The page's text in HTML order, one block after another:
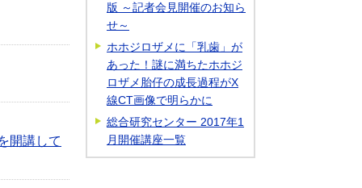
開講して
版 ～記者会見開催のお知ら
せ～
ホホジロザメに「乳歯」が
あった！謎に満ちたホホジ
ロザメ胎仔の成長過程がX
線CT画像で明らかに
総合研究センター 2017年1
月開催講座一覧